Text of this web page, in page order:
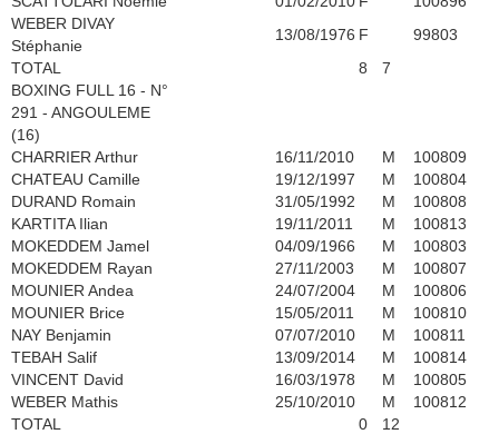
WEBER DIVAY
Stéphanie
13/08/1976 F
99803
TOTAL
8
7
BOXING FULL 16 - N°
291 - ANGOULEME
(16)
CHARRIER Arthur
16/11/2010 M
100809
CHATEAU Camille
19/12/1997 M
100804
DURAND Romain
31/05/1992 M
100808
KARTITA Ilian
19/11/2011 M
100813
MOKEDDEM Jamel
04/09/1966 M
100803
MOKEDDEM Rayan
27/11/2003 M
100807
MOUNIER Andea
24/07/2004 M
100806
MOUNIER Brice
15/05/2011 M
100810
NAY Benjamin
07/07/2010 M
100811
TEBAH Salif
13/09/2014 M
100814
VINCENT David
16/03/1978 M
100805
WEBER Mathis
25/10/2010 M
100812
TOTAL
0
12